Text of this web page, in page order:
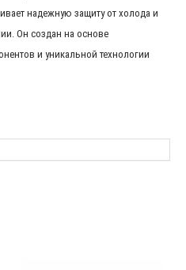
надежную защиту от холода и
Он создан на основе
и уникальной технологии